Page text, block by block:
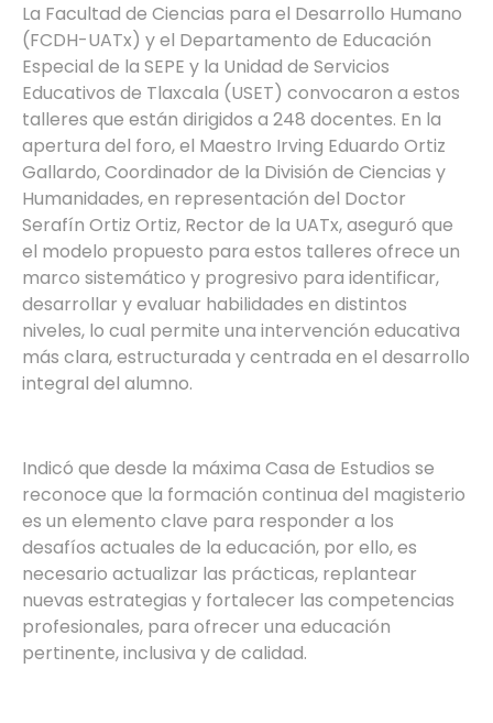
La Facultad de Ciencias para el Desarrollo Humano
(FCDH-UATx) y el Departamento de Educación
Especial de la SEPE y la Unidad de Servicios
Educativos de Tlaxcala (USET) convocaron a estos
talleres que están dirigidos a 248 docentes. En la
apertura del foro, el Maestro Irving Eduardo Ortiz
Gallardo, Coordinador de la División de Ciencias y
Humanidades, en representación del Doctor
Serafín Ortiz Ortiz, Rector de la UATx, aseguró que
el modelo propuesto para estos talleres ofrece un
marco sistemático y progresivo para identificar,
desarrollar y evaluar habilidades en distintos
niveles, lo cual permite una intervención educativa
más clara, estructurada y centrada en el desarrollo
integral del alumno.
Indicó que desde la máxima Casa de Estudios se
reconoce que la formación continua del magisterio
es un elemento clave para responder a los
desafíos actuales de la educación, por ello, es
necesario actualizar las prácticas, replantear
nuevas estrategias y fortalecer las competencias
profesionales, para ofrecer una educación
pertinente, inclusiva y de calidad.